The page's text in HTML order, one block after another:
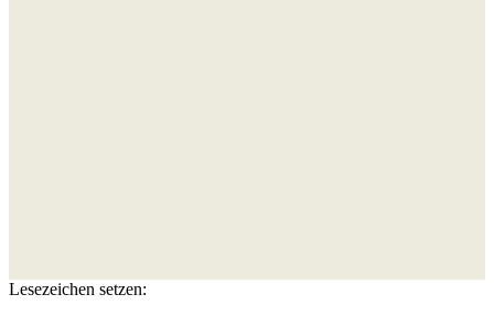
Lesezeichen setzen: